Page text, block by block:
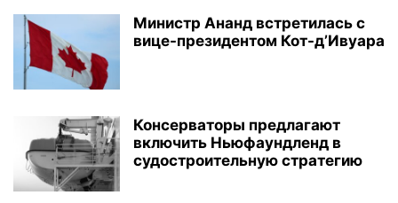
Министр Ананд встретилась с
вице-президентом Кот-д’Ивуара
Консерваторы предлагают
включить Ньюфаундленд в
судостроительную стратегию